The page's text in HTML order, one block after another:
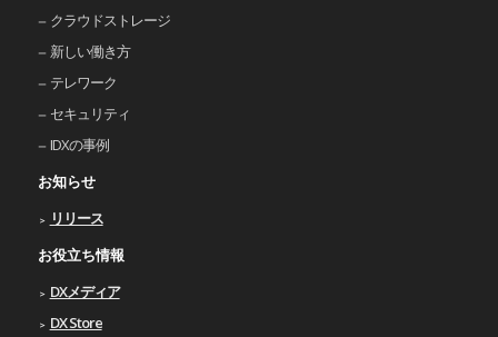
クラウドストレージ
新しい働き⽅
テレワーク
セキュリティ
IDXの事例
お知らせ
リリース
お役立ち情報
DXメディア
DX Store